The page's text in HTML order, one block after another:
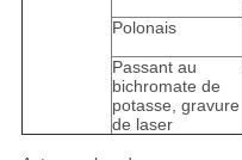
Polonais
Passant au
bichromate de
potasse, gravure
de laser